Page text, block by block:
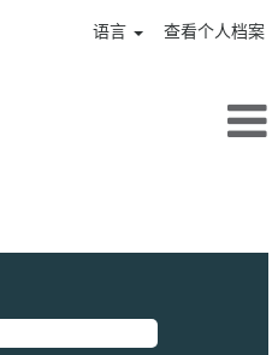
语言 查看个人档案